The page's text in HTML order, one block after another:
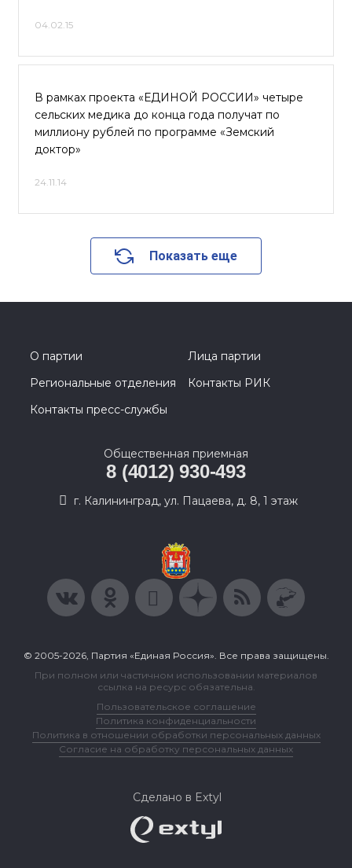
04.02.15
В рамках проекта «ЕДИНОЙ РОССИИ» четыре
сельских медика до конца года получат по
миллиону рублей по программе «Земский
доктор»
24.11.14
Показать еще
О партии
Лица партии
Региональные отделения
Контакты РИК
Контакты пресс-службы
Общественная приемная
8 (4012) 930-493
г. Калининград, ул. Пацаева, д. 8, 1 этаж
© 2005-2026, Партия «Единая Россия». Все права защищены.
При полном или частичном использовании материалов
ссылка на ресурс обязательна.
Пользовательское соглашение
Политика конфиденциальности
Политика в отношении обработки персональных данных
Согласие на обработку персональных данных
Сделано в Extyl